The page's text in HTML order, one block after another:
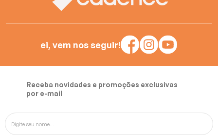
ei, vem nos seguir!
Receba novidades e promoções exclusivas
por e-mail